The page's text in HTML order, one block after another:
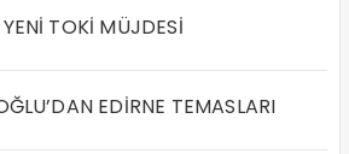
TOKİ MÜJDESİ
EDİRNE TEMASLARI